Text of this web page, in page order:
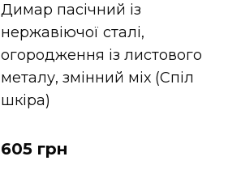
Димар пасічний із
нержавіючої сталі,
огородження із листового
металу, змінний міх (Спіл
шкіра)
605 грн